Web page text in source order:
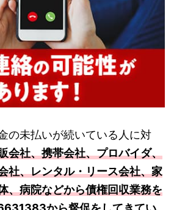
の未払いが続いている人に対
会社、携帯会社、プロバイダ、
社、レンタル・リース会社、家
、病院などから債権回収業務を